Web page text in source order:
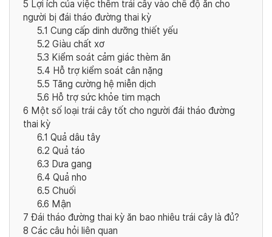
5 Lợi ích của việc thêm trái cây vào chế độ ăn cho
người bị đái tháo đường thai kỳ
5.1 Cung cấp dinh dưỡng thiết yếu
5.2 Giàu chất xơ
5.3 Kiểm soát cảm giác thèm ăn
5.4 Hỗ trợ kiểm soát cân nặng
5.5 Tăng cường hệ miễn dịch
5.6 Hỗ trợ sức khỏe tim mạch
6 Một số loại trái cây tốt cho người đái tháo đường
thai kỳ
6.1 Quả dâu tây
6.2 Quả táo
6.3 Dưa gang
6.4 Quả nho
6.5 Chuối
6.6 Mận
7 Đái tháo đường thai kỳ ăn bao nhiêu trái cây là đủ?
8 Các câu hỏi liên quan